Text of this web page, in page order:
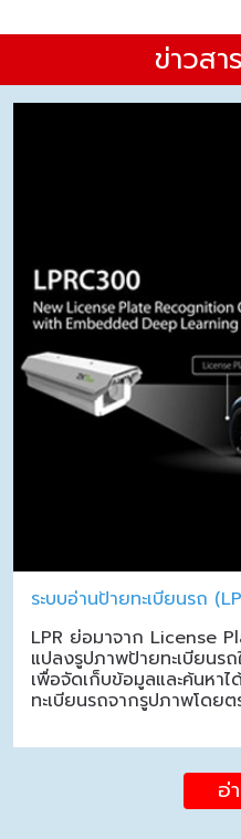
ข่าวส
ระบบอ่านป้ายทะเบียนรถ
LPR ย่อมาจาก License
แปลงรูปภาพป้ายทะเบียนร
เพื่อจัดเก็บข้อมูลและค้นหาไ
ทะเบียนรถจากรูปภาพโดยต
อ่